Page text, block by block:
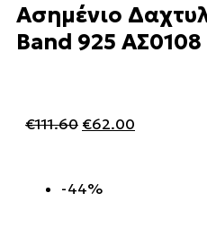
Ασημένιο
Band 925 ΑΣ0108
€111.60 €62.00
-44%